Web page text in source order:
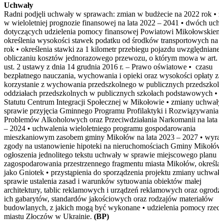
Uchwały
Radni podjęli uchwały w sprawach: zmian w budżecie na 2022 rok •
w wieloletniej prognozie finansowej na lata 2022 – 2041 • dwóch
dotyczących udzielenia pomocy finansowej Powiatowi
określenia wysokości stawek podatku od środków transportowych
rok • określenia stawki za 1 kilometr przebiegu pojazdu
obliczaniu kosztów jednorazowego przewozu, o którym mowa w art.
ust. 2 ustawy z dnia 14 grudnia 2016 r. – Prawo oświatowe • czasu
bezpłatnego nauczania, wychowania i opieki oraz wysokości opłaty
korzystanie z wychowania przedszkolnego w publicznych
oddziałach przedszkolnych w publicznych szkołach podstawowych •
Statutu Centrum Integracji Społecznej w Mikołowie • zmiany
sprawie przyjęcia Gminnego Programu Profilaktyki i Rozwiązywania
Problemów Alkoholowych oraz Przeciwdziałania Narkomanii na
– 2024 • uchwalenia wieloletniego programu gospodarowania
mieszkaniowym zasobem gminy Mikołów na lata 2023 – 2027 •
zgody na ustanowienie hipoteki na nieruchomościach Gminy
ogłoszenia jednolitego tekstu uchwały w sprawie miejscowego planu
zagospodarowania przestrzennego fragmentu miasta Mikołów,
jako Gniotek • przystąpienia do sporządzenia projektu zmiany
sprawie ustalenia zasad i warunków sytuowania obiektów małej
architektury, tablic reklamowych i urządzeń reklamowych oraz
ich gabarytów, standardów jakościowych oraz rodzajów materiałów
budowlanych, z jakich mogą być wykonane • udzielenia pomocy
miastu Złoczów w Ukrainie. (BP)